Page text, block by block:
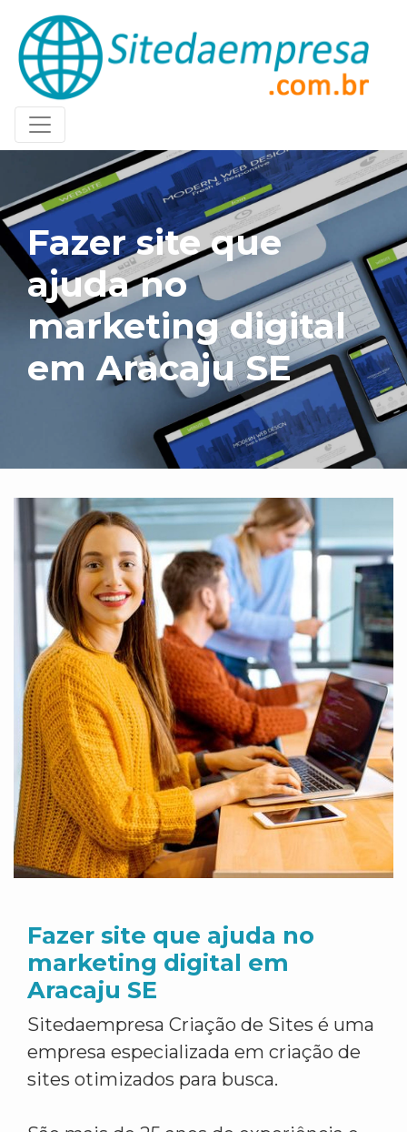
Fazer site que
ajuda no
marketing digital
em Aracaju SE
Fazer site que ajuda no
marketing digital em
Aracaju SE
Sitedaempresa Criação de Sites é uma
empresa especializada em criação de
sites otimizados para busca.